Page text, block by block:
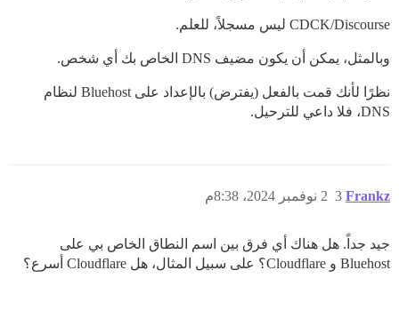
CDCK/Discourse ليس مسجلاً، للعلم.
وبالمثل، يمكن أن يكون مضيف DNS الخاص بك أي شخص.
نظرًا لأنك قمت بالفعل (يفترض) بالإعداد على Bluehost لنظام
DNS، فلا داعي للترحيل.
Frankz 2 نوفمبر 2024، 8:38م 3
جيد جداً. هل هناك أي فرق بين اسم النطاق الخاص بي على
Bluehost و Cloudflare؟ على سبيل المثال، هل Cloudflare أسرع؟